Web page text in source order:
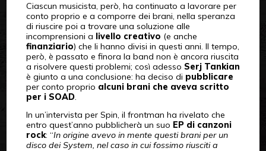
Ciascun musicista, però, ha continuato a lavorare per
conto proprio e a comporre dei brani, nella speranza
di riuscire poi a trovare una soluzione alle
incomprensioni a livello creativo (e anche
finanziario) che li hanno divisi in questi anni. Il tempo,
però, è passato e finora la band non è ancora riuscita
a risolvere questi problemi; così adesso Serj Tankian
è giunto a una conclusione: ha deciso di pubblicare
per conto proprio alcuni brani che aveva scritto
per i SOAD.
In un’intervista per Spin, il frontman ha rivelato che
entro quest’anno pubblicherà un suo EP di canzoni
rock: “In origine avevo in mente questi brani per un
disco dei System, nel caso in cui fossimo riusciti a